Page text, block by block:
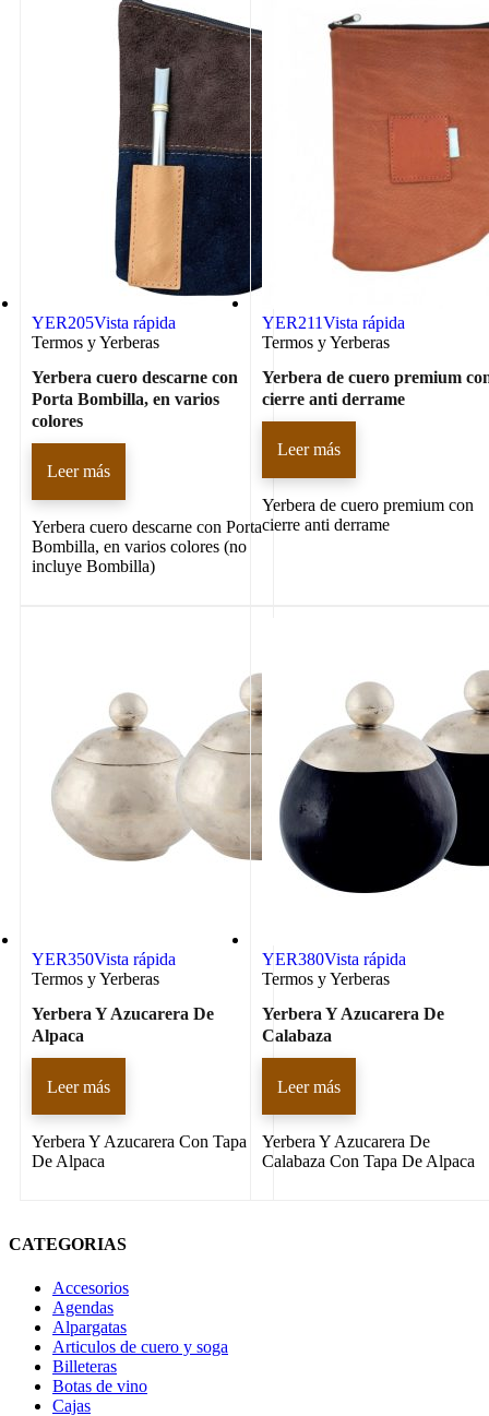
YER205Vista rápida
Termos y Yerberas
Yerbera cuero descarne con
Porta Bombilla, en varios
colores
Leer más
Yerbera cuero descarne con Porta
Bombilla, en varios colores (no
incluye Bombilla)
YER211Vista rápida
Termos y Yerberas
Yerbera de cuero premium
cierre anti derrame
Leer más
Yerbera de cuero premium con
cierre anti derrame
YER350Vista rápida
Termos y Yerberas
Yerbera Y Azucarera De
Alpaca
Leer más
Yerbera Y Azucarera Con Tapa
De Alpaca
YER380Vista rápida
Termos y Yerberas
Yerbera Y Azucarera De
Calabaza
Leer más
Yerbera Y Azucarera De
Calabaza Con Tapa De Alpaca
CATEGORIAS
Accesorios
Agendas
Alpargatas
Articulos de cuero y soga
Billeteras
Botas de vino
Cajas